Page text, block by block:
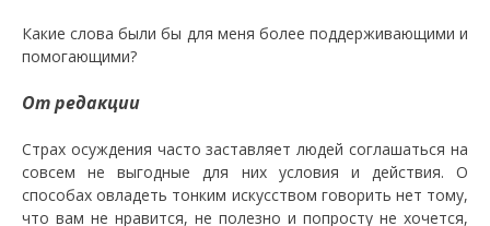
Какие слова были бы для меня более поддерживающими и
помогающими?
От редакции
Страх осуждения часто заставляет людей соглашаться на
совсем не выгодные для них условия и действия. О
способах овладеть тонким искусством говорить нет тому,
что вам не нравится, не полезно и попросту не хочется,